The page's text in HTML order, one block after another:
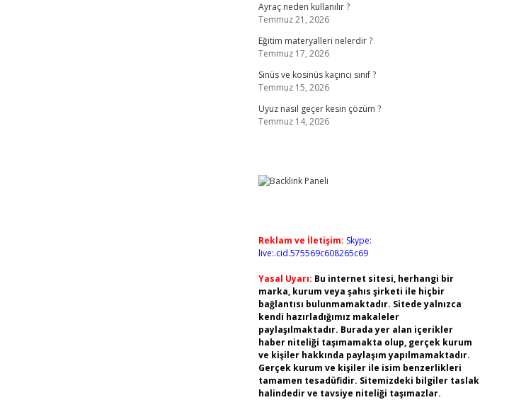
Ayraç neden kullanılır ?
Temmuz 21, 2026
Eğitim materyalleri nelerdir ?
Temmuz 17, 2026
Sinüs ve kosinüs kaçıncı sınıf ?
Temmuz 15, 2026
Uyuz nasıl geçer kesin çözüm ?
Temmuz 14, 2026
Reklam ve İletişim: Skype:
live:.cid.575569c608265c69
Yasal Uyarı: Bu internet sitesi, herhangi bir
marka, kurum veya şahıs şirketi ile hiçbir
bağlantısı bulunmamaktadır. Sitede yalnızca
kendi hazırladığımız makaleler
paylaşılmaktadır. Burada yer alan içerikler
haber niteliği taşımamakta olup, gerçek kurum
ve kişiler hakkında paylaşım yapılmamaktadır.
Gerçek kurum ve kişiler ile isim benzerlikleri
tamamen tesadüfidir. Sitemizdeki bilgiler taslak
halindedir ve tavsiye niteliği taşımazlar.